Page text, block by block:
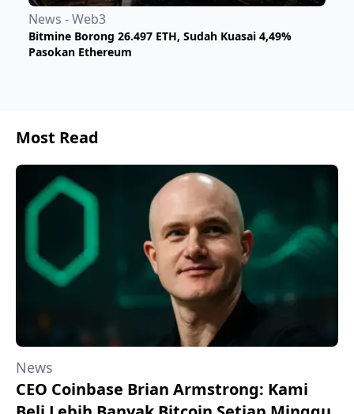
News - Web3
Bitmine Borong 26.497 ETH, Sudah Kuasai 4,49%
Pasokan Ethereum
Most Read
News
CEO Coinbase Brian Armstrong: Kami